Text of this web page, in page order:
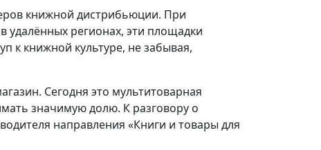
книжной дистрибьюции. При
регионах, эти площадки
к книжной культуре, не забывая,
Сегодня это мультитоварная
значимую долю. К разговору о
направления «Книги и товары для